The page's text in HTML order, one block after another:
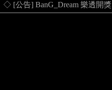
◇ [公告] BanG_Dream 樂透開獎